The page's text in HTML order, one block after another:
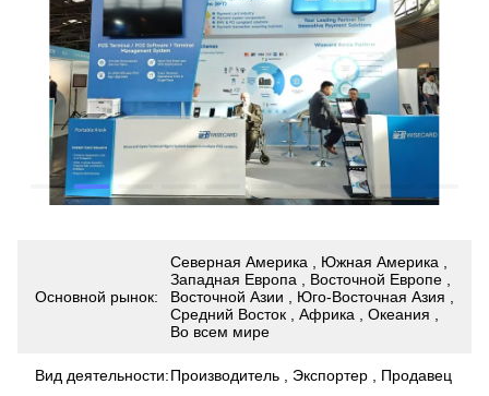
Основной рынок:
Северная Америка , Южная Америка ,
Западная Европа , Восточной Европе ,
Восточной Азии , Юго-Восточная Азия ,
Средний Восток , Африка , Океания ,
Во всем мире
Вид деятельности:Производитель , Экспортер , Продавец